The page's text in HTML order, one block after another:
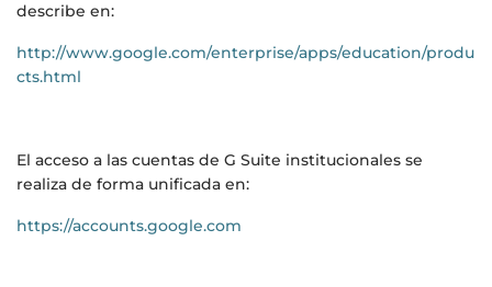
describe en:
http://www.google.com/enterprise/apps/education/produ
cts.html
El acceso a las cuentas de G Suite institucionales se
realiza de forma unificada en:
https://accounts.google.com